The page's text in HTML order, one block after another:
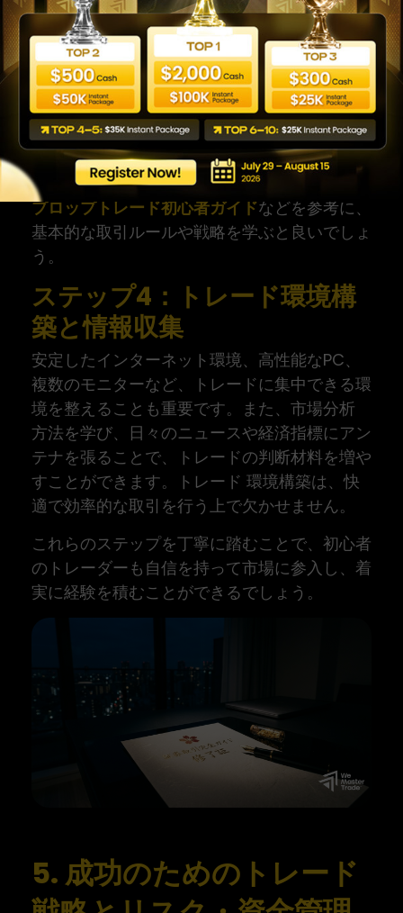
*メンタル面の強化:仮想資金とはいえ、実際
の値動きを経験することで、冷静な判断力を養
う練習になります。
デモトレードは、損失のリスクなしに実践的な
経験を積むための非常に有効な手段です。多く
の証券会社やFX会社が無料で提供していま
す。この段階で、
プロップトレード初心者ガイドなどを参考に、
基本的な取引ルールや戦略を学ぶと良いでしょ
う。
ステップ4：トレード環境構
築と情報収集
安定したインターネット環境、高性能なPC、
複数のモニターなど、トレードに集中できる環
境を整えることも重要です。また、市場分析
方法を学び、日々のニュースや経済指標にアン
テナを張ることで、トレードの判断材料を増や
すことができます。トレード 環境構築は、快
適で効率的な取引を行う上で欠かせません。
これらのステップを丁寧に踏むことで、初心者
のトレーダーも自信を持って市場に参入し、着
実に経験を積むことができるでしょう。
5. 成功のためのトレード